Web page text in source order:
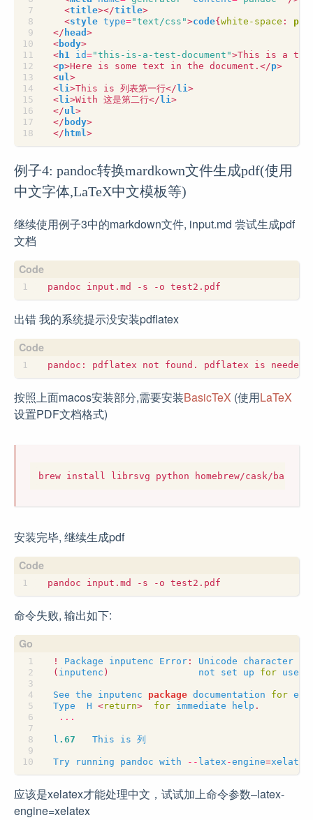
<title></title>
<style type="text/css">code{ white-space : pre
</ head >
<body>
< h1 id="this-is-a-test-document">This is a test
<p>Here is some text in the document. </p>
<ul>
<li>This is 列表第一行</ li>
<li>With 这是第二行</ li>
</ul>
</ body>
</ html>
例子4: pandoc转换mardkown文件生成pdf(使用
中文字体,LaTeX中文模板等)
继续使用例子3中的markdown文件, input.md 尝试生成pdf
文档
出错 我的系统提示没安装pdflatex
按照上面macos安装部分,需要安装BasicTeX (使用LaTeX
设置PDF文档格式)
安装完毕, 继续生成pdf
命令失败, 输出如下:
! Package inputenc Error : Unicode character
( inputenc ) not set up for use
See the inputenc package documentation for
Type
H <return> for immediate help .
...
l .67 This is 列
Try running pandoc with -- latex -engine=xelatex
应该是xelatex才能处理中文，试试加上命令参数–latex-
engine=xelatex